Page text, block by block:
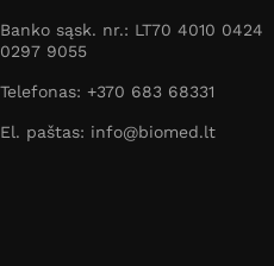
Banko sąsk. nr.: LT70 4010 0424
0297 9055
Telefonas: +370 683 68331
El. paštas: info@biomed.lt